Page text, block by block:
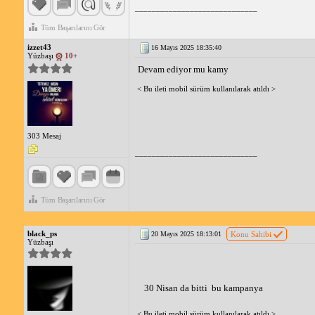
Tüm Başarılarını Gör
izzet43
Yüzbaşı
10+
303 Mesaj
Tüm Başarılarını Gör
16 Mayıs 2025 18:35:40
Devam ediyor mu kamy
< Bu ileti mobil sürüm kullanılarak atıldı >
black_ps
Yüzbaşı
20 Mayıs 2025 18:13:01 Konu Sahibi
30 Nisan da bitti  bu kampanya